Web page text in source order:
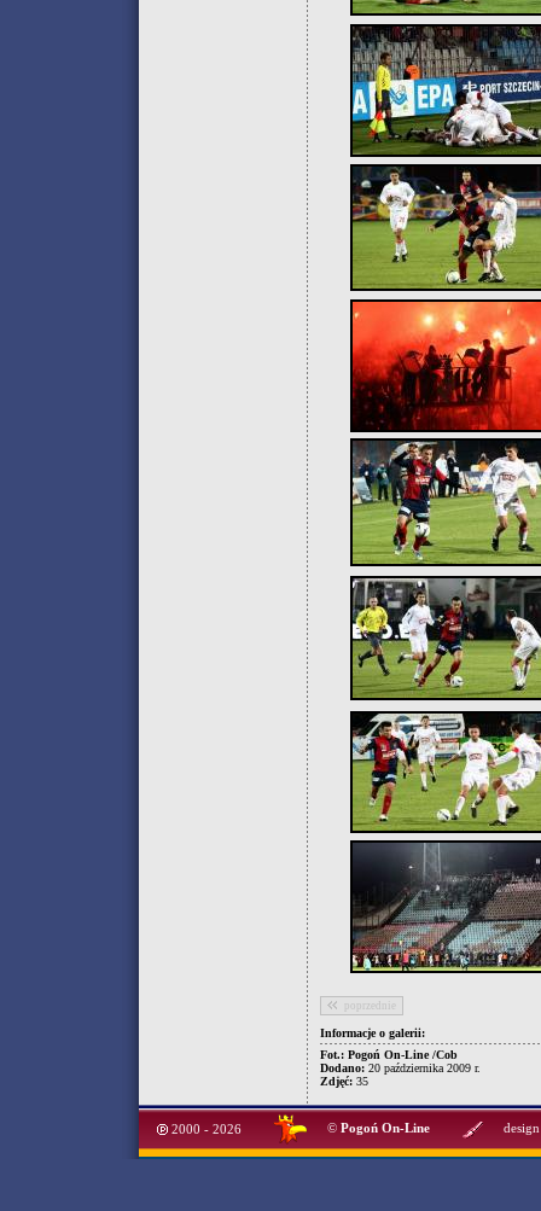
poprzednie
Informacje o galerii:
Fot.: Pogoń On-Line /Cob
Dodano: 20 października 2009 r.
Zdjęć: 35
2000 - 2026 © Pogoń On-Line